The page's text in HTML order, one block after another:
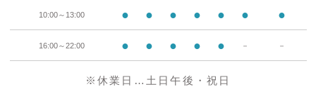
10:00～13:00 ● ● ● ● ● ● ●
16:00～22:00 ● ● ● ● ● － －
※休業日…土日午後・祝日